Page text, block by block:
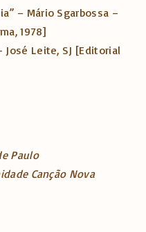
– Mário Sgarbossa –
1978]
José Leite, SJ [Editorial
Paulo
Canção Nova